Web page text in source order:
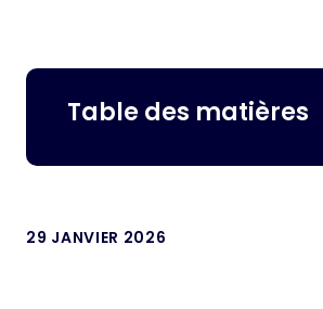
Table des matières
29 JANVIER 2026